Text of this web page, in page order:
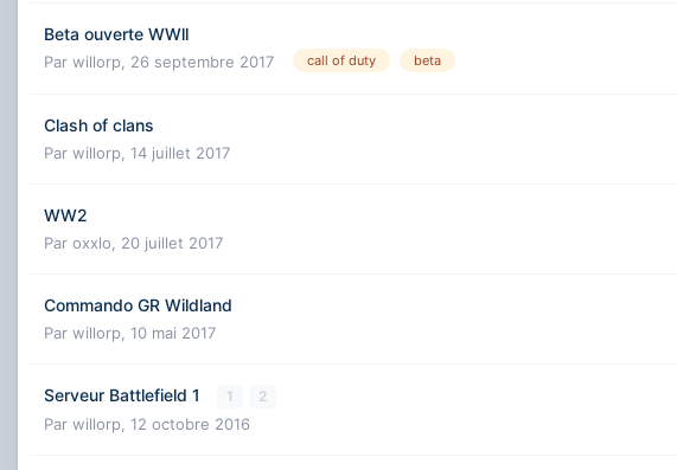
Beta ouverte WWll
Par willorp 26 septembre 2017 call of duty beta
Clash of clans
Par willorp 14 juillet 2017
WW2
Par oxxlo 20 juillet 2017
Commando GR Wildland
Par willorp 10 mai 2017
Serveur Battlefield 1 1 2
Par willorp 12 octobre 2016